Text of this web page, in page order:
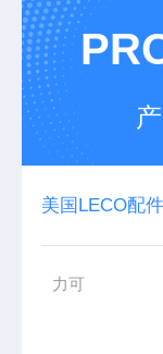
美国LECO配
力可